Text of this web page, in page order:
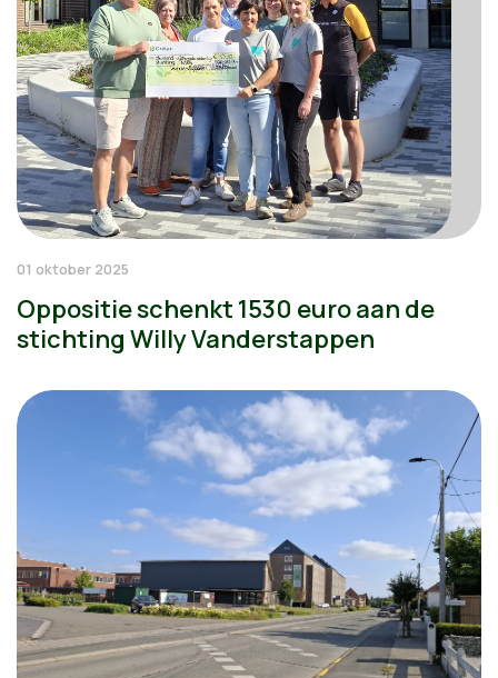
01 oktober 2025
Oppositie schenkt 1530 euro aan de
stichting Willy Vanderstappen